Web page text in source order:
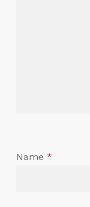
Name *